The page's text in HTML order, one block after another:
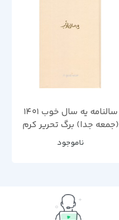
سالنامه یه سال خوب 1401
(جمعه جدا) برگ تحریر کرم
ناموجود